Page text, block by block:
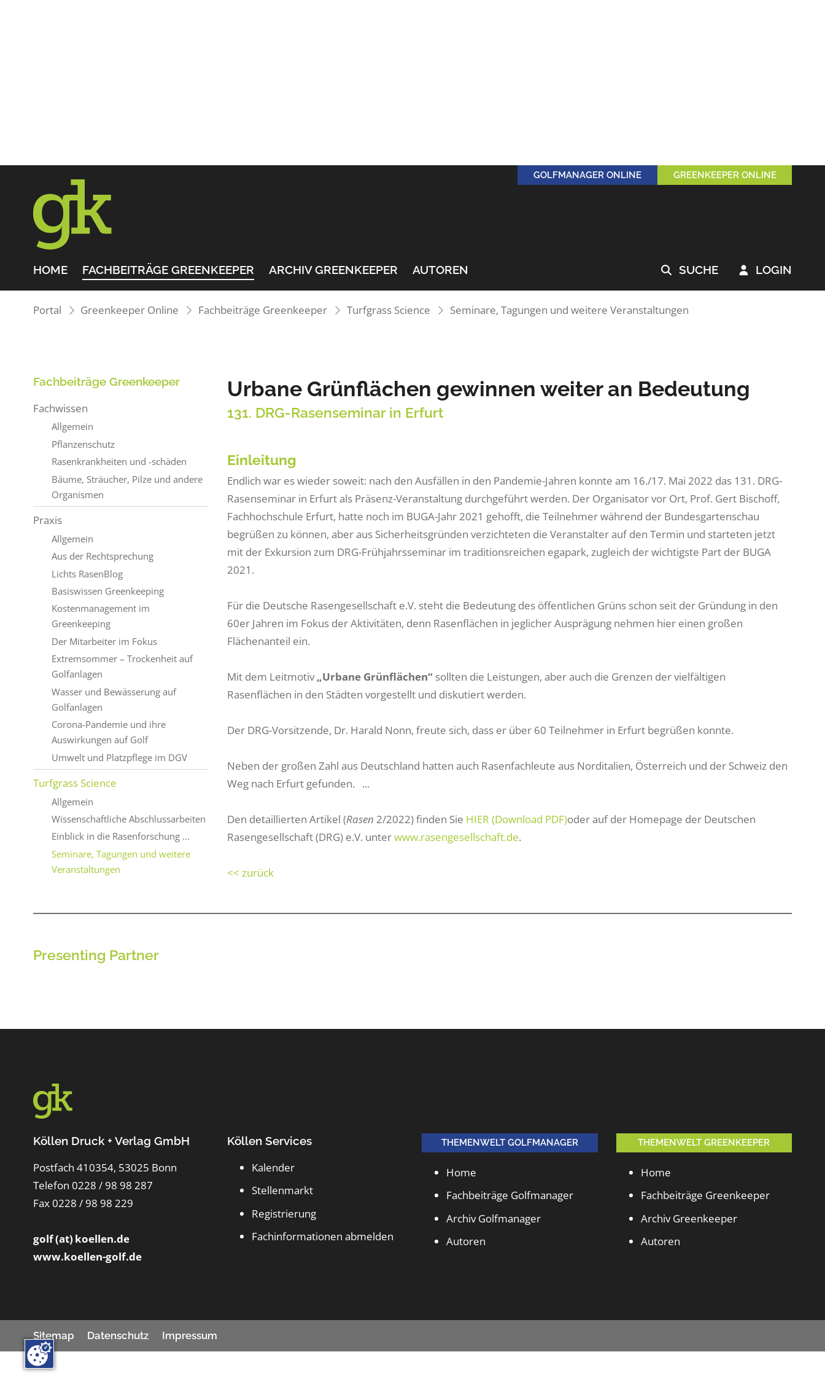
GOLFMANAGER ONLINE GREENKEEPER ONLINE
HOME FACHBEITRÄGE GREENKEEPER ARCHIV GREENKEEPER AUTOREN  SUCHE  LOGIN
Portal Greenkeeper Online Fachbeiträge Greenkeeper Turfgrass Science Seminare, Tagungen und weitere Veranstaltungen
Urbane Grünflächen gewinnen weiter an Bedeutung
131. DRG-Rasenseminar in Erfurt
Einleitung
Endlich war es wieder soweit: nach den Ausfällen in den Pandemie-Jahren konnte am 16./17. Mai 2022 das 131. DRG-
Rasenseminar in Erfurt als Präsenz-Veranstaltung durchgeführt werden. Der Organisator vor Ort, Prof. Gert Bischoff,
Fachhochschule Erfurt, hatte noch im BUGA-Jahr 2021 gehofft, die Teilnehmer während der Bundesgartenschau
begrüßen zu können, aber aus Sicherheitsgründen verzichteten die Veranstalter auf den Termin und starteten jetzt
mit der Exkursion zum DRG-Frühjahrsseminar im traditionsreichen egapark, zugleich der wichtigste Part der BUGA
2021.
Für die Deutsche Rasengesellschaft e.V. steht die Bedeutung des öffentlichen Grüns schon seit der Gründung in den
60er Jahren im Fokus der Aktivitäten, denn Rasenflächen in jeglicher Ausprägung nehmen hier einen großen
Flächenanteil ein.
Mit dem Leitmotiv„Urbane Grünflächen“ sollten die Leistungen, aber auch die Grenzen der vielfältigen
Rasenflächen in den Städten vorgestellt und diskutiert werden.
Der DRG-Vorsitzende, Dr. Harald Nonn, freute sich, dass er über 60 Teilnehmer in Erfurt begrüßen konnte.
Neben der großen Zahl aus Deutschland hatten auch Rasenfachleute aus Norditalien, Österreich und der Schweiz den
Weg nach Erfurt gefunden. ...
Den detaillierten Artikel (Rasen 2/2022) finden Sie HIER (Download PDF)oder auf der Homepage der Deutschen
Rasengesellschaft (DRG) e.V. unterwww.rasengesellschaft.de.
<< zurück
Fachbeiträge Greenkeeper
Fachwissen
Allgemein
Pflanzenschutz
Rasenkrankheiten und -schäden
Bäume, Sträucher, Pilze und andere
Organismen
Praxis
Allgemein
Aus der Rechtsprechung
Lichts RasenBlog
Basiswissen Greenkeeping
Kostenmanagement im
Greenkeeping
Der Mitarbeiter im Fokus
Extremsommer – Trockenheit auf
Golfanlagen
Wasser und Bewässerung auf
Golfanlagen
Corona-Pandemie und ihre
Auswirkungen auf Golf
Umwelt und Platzpflege im DGV
Turfgrass Science
Allgemein
Wissenschaftliche Abschlussarbeiten
Einblick in die Rasenforschung ...
Seminare, Tagungen und weitere
Veranstaltungen
Presenting Partner
Köllen Druck + Verlag GmbH
Postfach 410354, 53025 Bonn
Telefon 0228 / 98 98 287
Fax 0228 / 98 98 229
golf (at) koellen.de
www.koellen-golf.de
Köllen Services
Kalender
Stellenmarkt
Registrierung
Fachinformationen abmelden
THEMENWELT GOLFMANAGER
Home
Fachbeiträge Golfmanager
Archiv Golfmanager
Autoren
THEMENWELT GREENKEEPER
Home
Fachbeiträge Greenkeeper
Archiv Greenkeeper
Autoren
Sitemap Datenschutz Impressum